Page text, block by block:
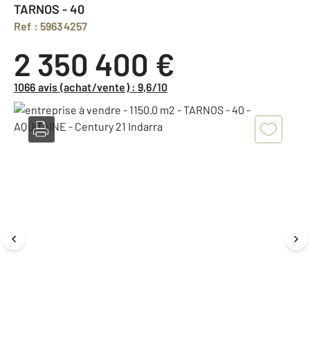
TARNOS - 40
Ref : 59634257
2 350 400 €
1066 avis (achat/vente) : 9,6/10